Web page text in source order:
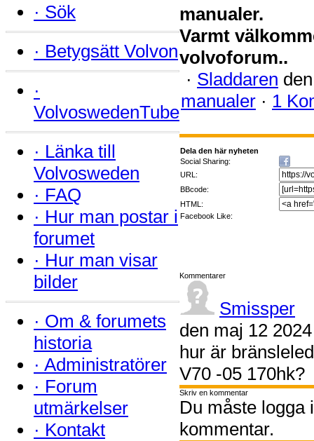
· Sök
· Betygsätt Volvon
·
VolvoswedenTube
· Länka till
Volvosweden
· FAQ
· Hur man postar i
forumet
· Hur man visar
bilder
· Om & forumets
historia
· Administratörer
· Forum
utmärkelser
· Kontakt
manualer.
Varmt
volvoforum..
· Sladdaren
manualer · 1
Dela den här nyheten
Social Sharing:
URL:
BBcode:
HTML:
Facebook Like:
Kommentarer
Smissper
den maj 12
hur är
V70 -05 170hk?
Skriv en kommentar
Du måste logga
kommentar.